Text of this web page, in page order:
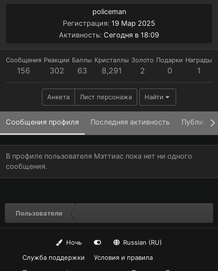
policeman
Регистрация 19 Мар 2025
Активность Сегодня в 18:09
Сообщения
156
Реакции
302
Баллы
63
Кристаллы
8,291
Золото
2
Подарки
0
Награды
1
Анкета Лист персонажа Найти
Сообщения профиля Последняя активность
В профиле пользователя Мэттиас пока нет ни одного
сообщения.
Пользователи
Ночь
Russian (RU)
Служба поддержки
Условия и правила